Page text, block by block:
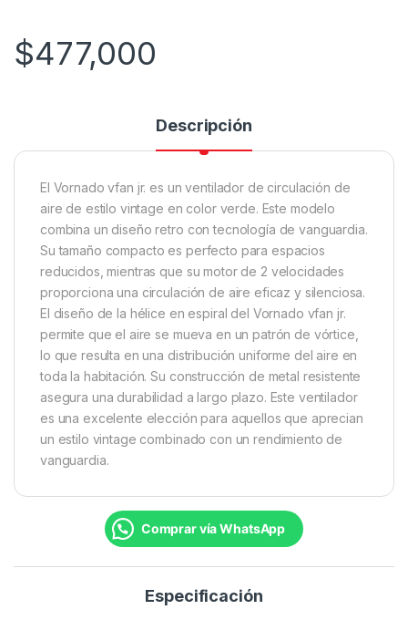
$477,000
Descripción
El Vornado vfan jr. es un ventilador de circulación de
aire de estilo vintage en color verde. Este modelo
combina un diseño retro con tecnología de vanguardia.
Su tamaño compacto es perfecto para espacios
reducidos, mientras que su motor de 2 velocidades
proporciona una circulación de aire eficaz y silenciosa.
El diseño de la hélice en espiral del Vornado vfan jr.
permite que el aire se mueva en un patrón de vórtice,
lo que resulta en una distribución uniforme del aire en
toda la habitación. Su construcción de metal resistente
asegura una durabilidad a largo plazo. Este ventilador
es una excelente elección para aquellos que aprecian
un estilo vintage combinado con un rendimiento de
vanguardia.
Comprar vía WhatsApp
Especificación